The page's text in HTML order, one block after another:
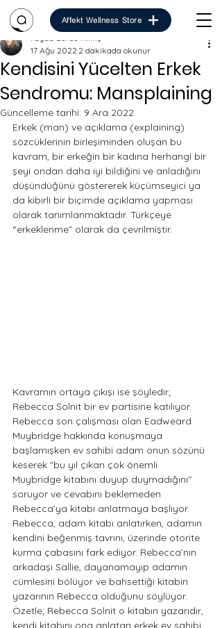
Affekt Wellness Store
Kendisini Yücelten Erkek
Sendromu: Mansplaining
İlayda Burcu Kılınç
17 Ağu 2022 2 dakikada okunur
Güncelleme tarihi: 9 Ara 2022
Erkek (man) ve açıklama (explaining)
sözcüklerinin birleşiminden oluşan bu
kavram, bir erkeğin bir kadına herhangi bir
şeyi ondan daha iyi bildiğini ve anladığını
düşündüğünü göstererek küçümseyici ya
da kibirli bir biçimde açıklama yapması
olarak tanımlanmaktadır. Türkçeye
“erkeklenme” olarak da çevrilmiştir.
Kavramın ortaya çıkışı ise şöyledir;
Rebecca Solnit bir ev partisine katılıyor.
Rebecca son çalışması olan Eadweard
Muybridge hakkında konuşmaya
başlamışken ev sahibi adam onun sözünü
keserek "bu yıl çıkan çok önemli
Muybridge kitabını duyup duymadığını"
soruyor ve cevabını beklemeden
Rebecca’ya kitabı anlatmaya başlıyor.
Rebecca, adam kitabı anlatırken, adamın
kendini beğenmiş tavrını, üzerinde otorite
kurma çabasını fark ediyor. Rebecca’nın
arkadaşı Sallie, dayanamayıp adamın
cümlesini bölüyor ve bahsettiği kitabın
yazarının Rebecca olduğunu söylüyor.
Özetle; Rebecca Solnit o kitabın yazarıdır,
kendi kitabını ona anlatan erkek ev sahibi